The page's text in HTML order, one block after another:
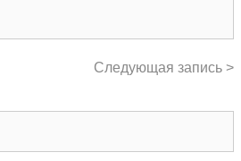
Следующая запись >